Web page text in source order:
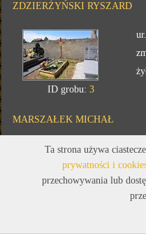
ZDZIERŻYŃSKI RYSZARD
ID grobu:3
MARSZAŁEK MICHAŁ
Ta strona używa
prywatności i
przechowywania lub